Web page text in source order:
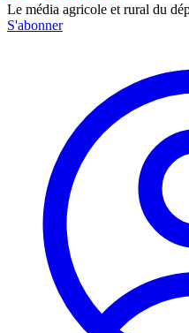
Le média agricole et rural du
S'abonner